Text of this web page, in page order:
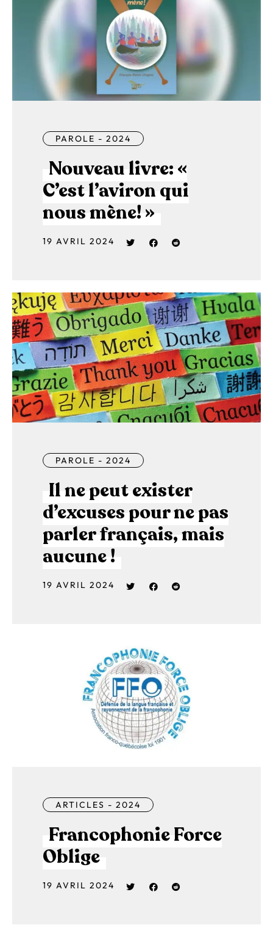
PAROLE - 2024
Nouveau livre: «
C’est l’aviron qui
nous mène! »
19 AVRIL 2024
PAROLE - 2024
Il ne peut exister
d’excuses pour ne pas
parler français, mais
aucune !
19 AVRIL 2024
ARTICLES - 2024
Francophonie Force
Oblige
19 AVRIL 2024